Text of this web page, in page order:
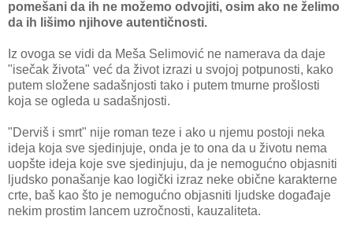
pomešani da ih ne možemo odvojiti, osim ako ne želimo
da ih lišimo njihove autentičnosti.
Iz ovoga se vidi da Meša Selimović ne namerava da daje
"isečak života" već da život izrazi u svojoj potpunosti, kako
putem složene sadašnjosti tako i putem tmurne prošlosti
koja se ogleda u sadašnjosti.
"Derviš i smrt" nije roman teze i ako u njemu postoji neka
ideja koja sve sjedinjuje, onda je to ona da u životu nema
uopšte ideja koje sve sjedinjuju, da je nemogućno objasniti
ljudsko ponašanje kao logički izraz neke obične karakterne
crte, baš kao što je nemogućno objasniti ljudske događaje
nekim prostim lancem uzročnosti, kauzaliteta.